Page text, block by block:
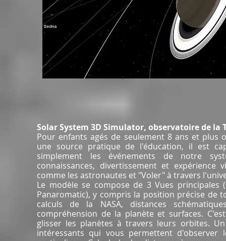
Solar System 3D Simulator, observatoire de la
Pour enfants agés de seulement 8 ans et plus
une source pratique de l'éducation, il est
simplement les événements de notre
connaissances, divertissement et expérience
comme les astronautes et "Voler" à travers
Le modèle se compose de 3 Vues principales
Panaromatic), y compris la position précise de
calculs de la NASA, distances
compréhension de la planète et surfaces.
glisser les planètes à travers leurs orbites.
intéressants qui vous permettent d'observer